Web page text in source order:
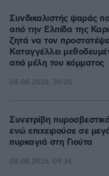
Συνδικαλιστής ψαράς
από την Ελπίδα της
ζητά να τον
Καταγγέλλει
από μέλη του κόμματος
08.08.2026, 20:05
Συνετρίβη
ενώ επιχειρούσε σε
πυρκαγιά στη Γιούτα
08.08.2026, 09:34